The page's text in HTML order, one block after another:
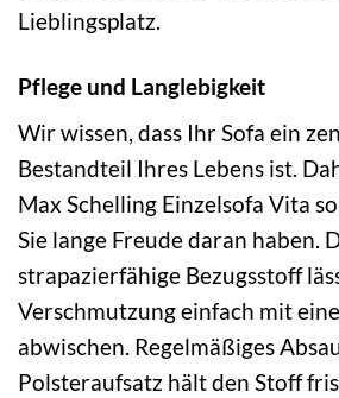
Lieblingsplatz.
Pflege und Langlebigkeit
Wir wissen, dass Ihr Sofa ein
Bestandteil Ihres Lebens ist.
Max Schelling Einzelsofa Vita
Sie lange Freude daran haben.
strapazierfähige Bezugsstoff
Verschmutzung einfach mit
abwischen. Regelmäßiges
Polsteraufsatz hält den Stoff